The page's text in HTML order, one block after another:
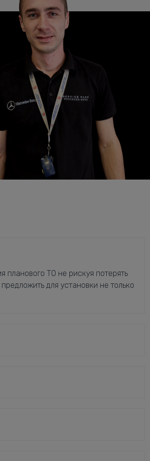
ТО не рискуя потерять
для установки не только